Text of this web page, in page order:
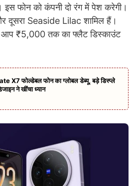
फोन को कंपनी दो रंग में पेश करेगी।
दूसरा Seaside Lilac शामिल हैं।
₹5,000 तक का फ्लैट डिस्काउंट
X7 फोल्डेबल फोन का ग्लोबल डेब्यू, बड़े डिस्प्ले
ने खींचा ध्यान